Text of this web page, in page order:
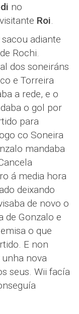
no
Roi.
adiante
Rochi.
dos soneiráns
e Torreira
a rede, e o
o gol por
para
co Soneira
mandaba
á media hora
deixando
de novo o
de Gonzalo e
o que
E non
nova
seus. Wii facía